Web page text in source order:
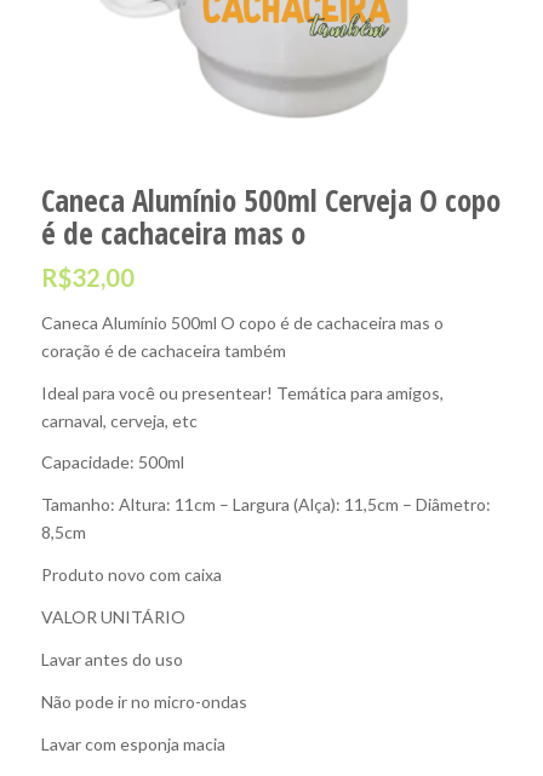
Caneca Alumínio 500ml Cerveja O copo
é de cachaceira mas o
R$32,00
Caneca Alumínio 500ml O copo é de cachaceira mas o
coração é de cachaceira também
Ideal para você ou presentear! Temática para amigos,
carnaval, cerveja, etc
Capacidade: 500ml
Tamanho: Altura: 11cm – Largura (Alça): 11,5cm – Diâmetro:
8,5cm
Produto novo com caixa
VALOR UNITÁRIO
Lavar antes do uso
Não pode ir no micro-ondas
Lavar com esponja macia